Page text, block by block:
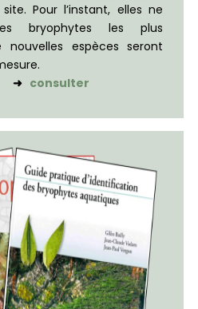
Pour l’instant, elles ne
bryophytes les plus
espèces seront
et à mesure.
➜ consulter